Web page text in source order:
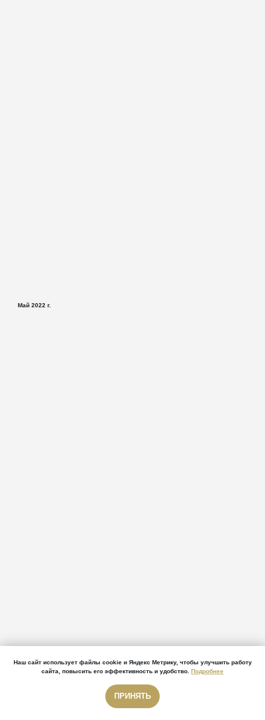
Май 2022 г.
Звонок бесплатный
Наш сайт использует файлы cookie и Яндекс Метрику, чтобы улучшить работу
сайта, повысить его эффективность и удобство. Подробнее
ПРИНЯТЬ